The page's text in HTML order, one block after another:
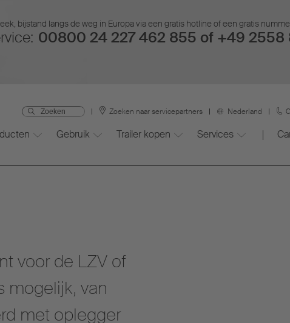
bijstand langs de weg in Europa via een gratis hotline of een gratis
00800 24 227 462 855 of +49 2558
Zoeken naar servicepartners Nederland
Gebruik Trailer kopen Services
voor de LZV of
mogelijk, van
met oplegger